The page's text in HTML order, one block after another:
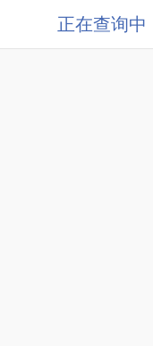
正在查询中